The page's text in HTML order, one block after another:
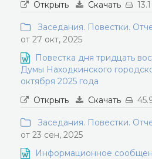
Открыть
Скачать
Заседания. Повестки.
от 27 окт, 2025
Повестка дня тридцать
Думы Находкинского
октября 2025 года
Открыть
Скачать
Заседания. Повестки.
от 23 сен, 2025
Информационное